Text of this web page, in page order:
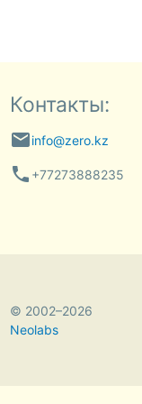
Контакты:
emailinfo@zero.kz
phone +77273888235
© 2002–2026
Neolabs